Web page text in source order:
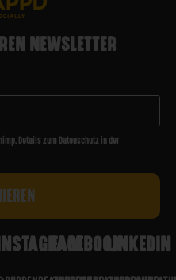
NEWSLETTER
Details zum Datenschutz in der
FACEBOOKLINKEDIN